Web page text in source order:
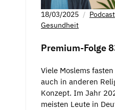
18/03/2025 Podcast
Gesundheit
Premium-Folge
Viele Moslems
auch in anderen
Konzept. Im Jahr
meisten Leute in